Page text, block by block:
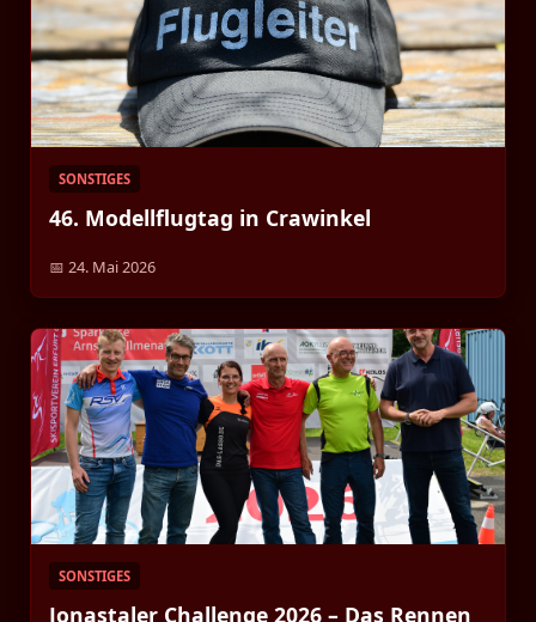
SONSTIGES
46. Modellflugtag in Crawinkel
📅 24. Mai 2026
SONSTIGES
Jonastaler Challenge 2026 – Das Rennen